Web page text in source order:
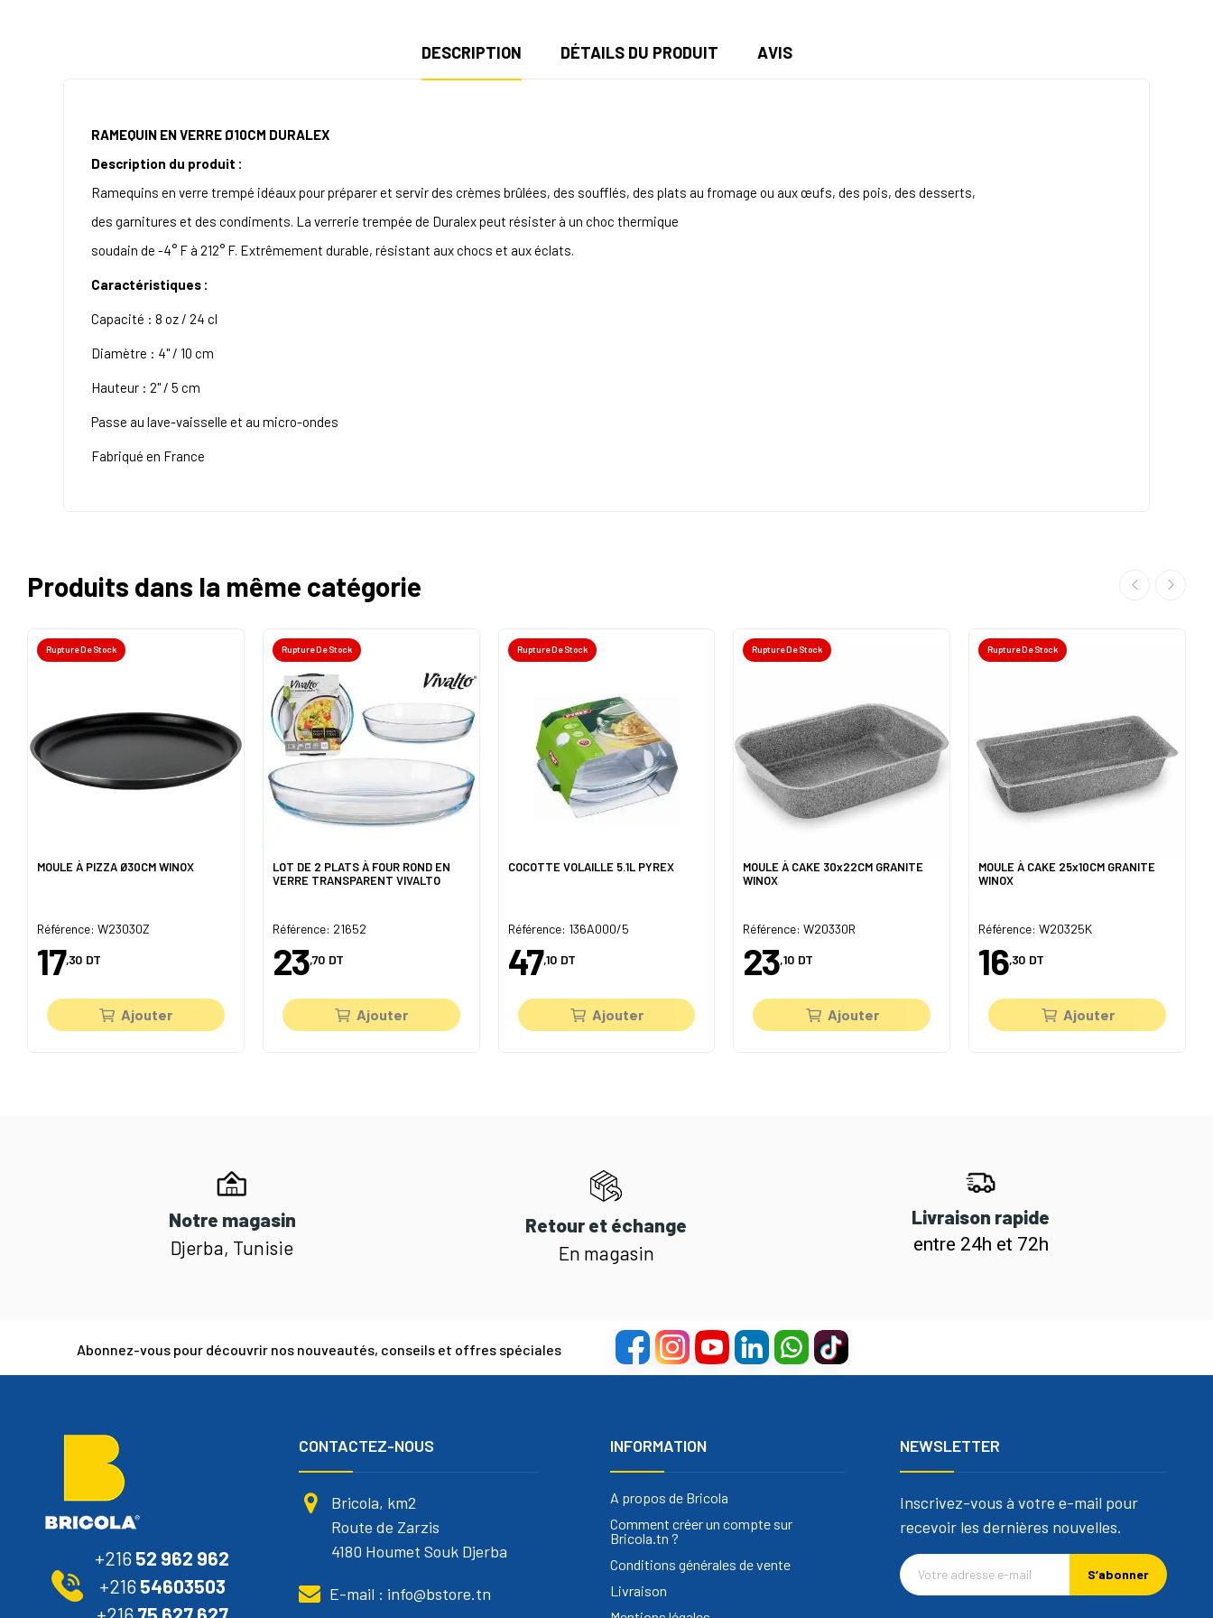
DESCRIPTION DÉTAILS DU PRODUIT AVIS
RAMEQUIN EN VERRE Ø10CM DURALEX
Description du produit :
Ramequins en verre trempé idéaux pour préparer et servir des crèmes brûlées, des soufflés, des plats au fromage ou aux œufs, des pois, des desserts,
des garnitures et des condiments. La verrerie trempée de Duralex peut résister à un choc thermique
soudain de -4° F à 212° F. Extrêmement durable, résistant aux chocs et aux éclats.
Caractéristiques :
Capacité : 8 oz / 24 cl
Diamètre : 4" / 10 cm
Hauteur : 2" / 5 cm
Passe au lave-vaisselle et au micro-ondes
Fabriqué en France
Produits dans la même catégorie
Rupture De Stock
MOULE À PIZZA Ø30CM WINOX
Référence: W23030Z
17,30 DT
Ajouter
Rupture De Stock
LOT DE 2 PLATS À FOUR ROND EN
VERRE TRANSPARENT VIVALTO
Référence: 21652
23,70 DT
Ajouter
Rupture De Stock
COCOTTE VOLAILLE 5.1L PYREX
Référence: 136A000/5
47,10 DT
Ajouter
Rupture De Stock
MOULE À CAKE 30x22CM GRANITE
WINOX
Référence: W20330R
23,10 DT
Ajouter
Rupture De Stock
MOULE À CAKE 25x10CM GRANITE
WINOX
Référence: W20325K
16,30 DT
Ajouter
Notre magasin
Djerba, Tunisie
Retour et échange
En magasin
Livraison rapide
entre 24h et 72h
Abonnez-vous pour découvrir nos nouveautés, conseils et offres spéciales
+216 52 962 962
+216 54603503
CONTACTEZ-NOUS
Bricola, km2
Route de Zarzis
4180 Houmet Souk Djerba
E-mail : info@bstore.tn
INFORMATION
A propos de Bricola
Comment créer un compte sur
Bricola.tn ?
Conditions générales de vente
Livraison
NEWSLETTER
Inscrivez-vous à votre e-mail pour
recevoir les dernières nouvelles.
S’abonner